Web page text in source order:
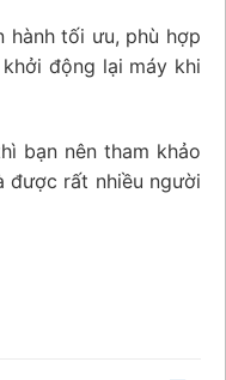
hành tối ưu, phù hợp
động lại máy khi
bạn nên tham khảo
được rất nhiều người